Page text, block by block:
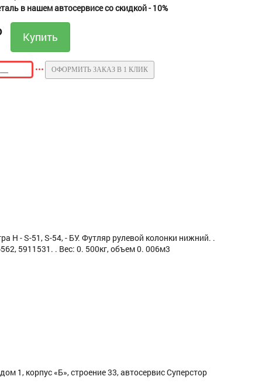
в нашем автосервисе со скидкой - 10%
ОФОРМИТЬ ЗАКАЗ В 1 КЛИК
H - S-51, S-54, - БУ. Футляр рулевой колонки нижний. .
5911531. . Вес: 0. 500кг, объем 0. 006м3
1, корпус «Б», строение 33, автосервис Суперстор